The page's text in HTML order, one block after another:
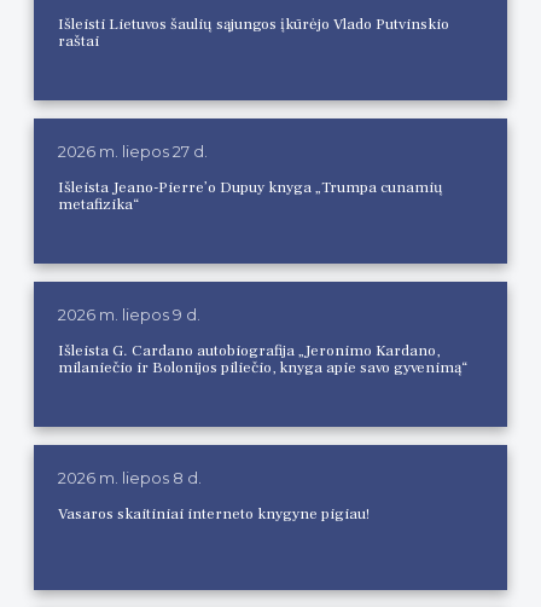
Išleisti Lietuvos šaulių sąjungos įkūrėjo Vlado Putvinskio
raštai
2026 m. liepos 27 d.
Išleista Jeano-Pierre’o Dupuy knyga „Trumpa cunamių
metafizika“
2026 m. liepos 9 d.
Išleista G. Cardano autobiografija „Jeronimo Kardano,
milaniečio ir Bolonijos piliečio, knyga apie savo gyvenimą“
2026 m. liepos 8 d.
Vasaros skaitiniai interneto knygyne pigiau!